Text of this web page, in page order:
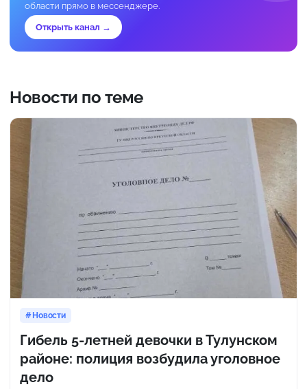
области прямо в мессенджере.
Открыть канал →
Новости по теме
Новости
Гибель 5-летней девочки в Тулунском
районе: полиция возбудила уголовное
дело